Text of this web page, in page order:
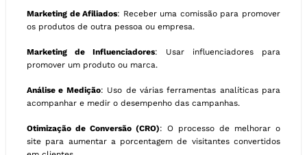
Marketing de Afiliados: Receber uma comissão para promover
os produtos de outra pessoa ou empresa.
Marketing de Influenciadores: Usar influenciadores para
promover um produto ou marca.
Análise e Medição: Uso de várias ferramentas analíticas para
acompanhar e medir o desempenho das campanhas.
Otimização de Conversão (CRO): O processo de melhorar o
site para aumentar a porcentagem de visitantes convertidos